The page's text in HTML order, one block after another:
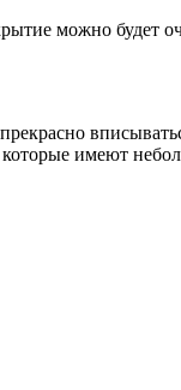
можно будет
имеют